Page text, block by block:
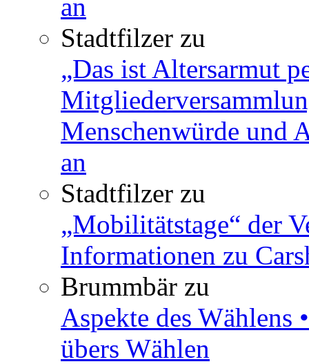
an
Stadtfilzer zu
„Das ist Altersarmut
Menschenwürde und
an
Stadtfilzer zu
„Mobilitätstage“ der
Informationen zu
Brummbär zu
Aspekte des
übers Wählen